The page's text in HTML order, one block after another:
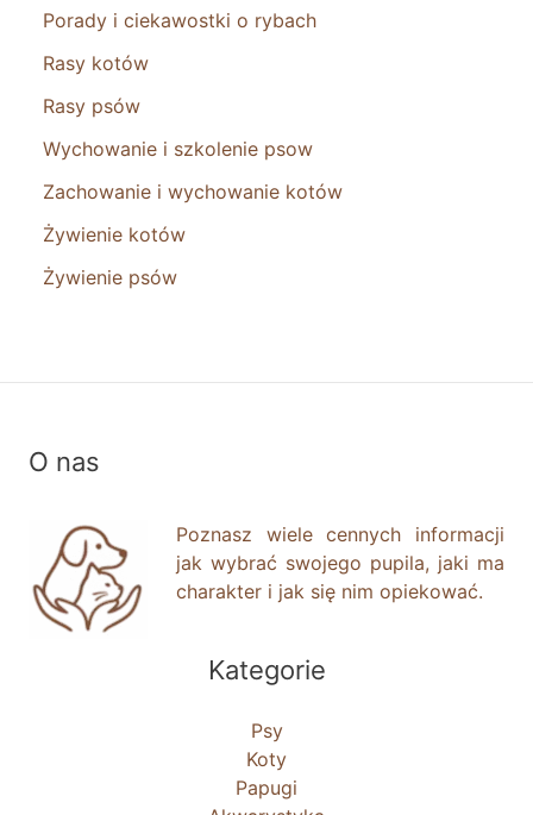
Porady i ciekawostki o rybach
Rasy kotów
Rasy psów
Wychowanie i szkolenie psow
Zachowanie i wychowanie kotów
Żywienie kotów
Żywienie psów
O nas
Poznasz wiele cennych informacji
jak wybrać swojego pupila, jaki ma
charakter i jak się nim opiekować.
Kategorie
Psy
Koty
Papugi